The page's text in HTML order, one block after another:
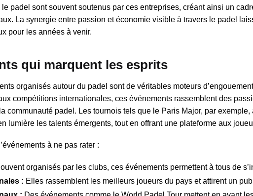
padel sont souvent soutenus par ces entreprises, créant ainsi un
La synergie entre passion et économie visible à travers le padel
pour les années à venir.
qui marquent les esprits
organisés autour du padel sont de véritables moteurs
compétitions internationales, ces événements rassemblent des
communauté padel. Les tournois tels que le Paris Major, par exemple,
lumière les talents émergents, tout en offrant une plateforme aux
à ne pas rater :
organisés par les clubs, ces événements permettent à tous de
: Elles rassemblent les meilleurs joueurs du pays et attirent un